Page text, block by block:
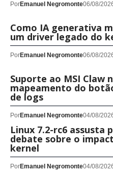
PorEmanuel Negromonte06/08/
Como IA generativa
um driver legado do
PorEmanuel Negromonte06/08/
Suporte ao MSI Claw
mapeamento do
de logs
PorEmanuel Negromonte04/08/
Linux 7.2-rc6 assusta
debate sobre o
kernel
PorEmanuel Negromonte04/08/